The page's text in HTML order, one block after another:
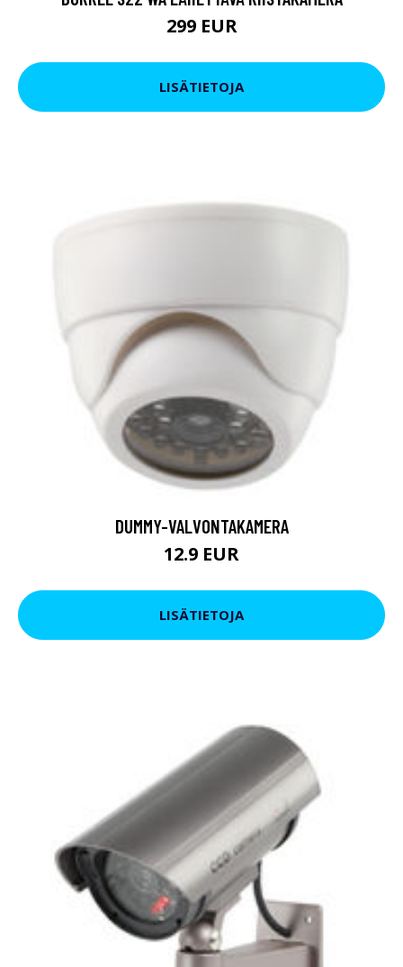
299 EUR
LISÄTIETOJA
DUMMY-VALVONTAKAMERA
12.9 EUR
LISÄTIETOJA